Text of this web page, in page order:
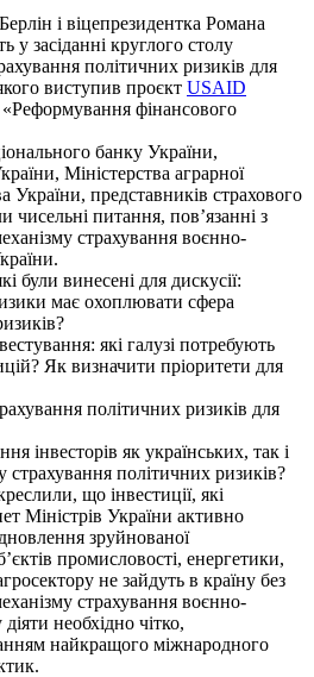
і віцепрезидентка Романа
у засіданні круглого столу
політичних ризиків для
виступив проєкт USAID
«Реформування фінансового
банку України,
Міністерства аграрної
України, представників страхового
чисельні питання, пов’язанні з
страхування воєнно-
були винесені для дискусії:
має охоплювати сфера
які галузі потребують
Як визначити пріоритети для
політичних ризиків для
інвесторів як українських, так і
страхування політичних ризиків?
що інвестиції, які
Міністрів України активно
зруйнованої
промисловості, енергетики,
не зайдуть в країну без
страхування воєнно-
необхідно чітко,
найкращого міжнародного